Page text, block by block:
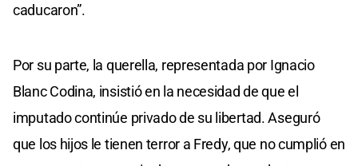
caducaron”.
Por su parte, la querella, representada por Ignacio
Blanc Codina, insistió en la necesidad de que el
imputado continúe privado de su libertad. Aseguró
que los hijos le tienen terror a Fredy, que no cumplió en